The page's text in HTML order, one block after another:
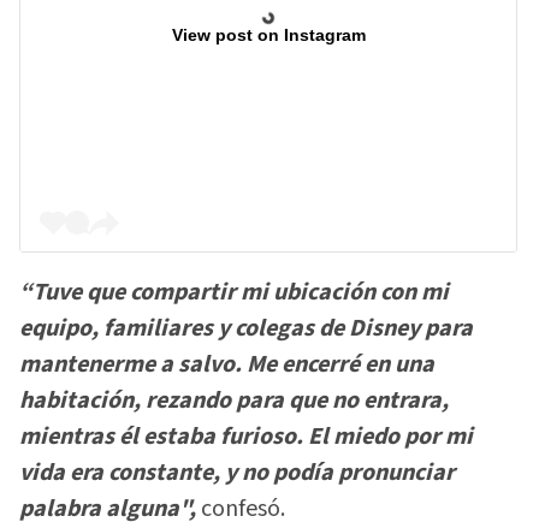
View post on Instagram
“Tuve que compartir mi ubicación con mi
equipo, familiares y colegas de Disney para
mantenerme a salvo. Me encerré en una
habitación, rezando para que no entrara,
mientras él estaba furioso. El miedo por mi
vida era constante, y no podía pronunciar
palabra alguna",confesó.